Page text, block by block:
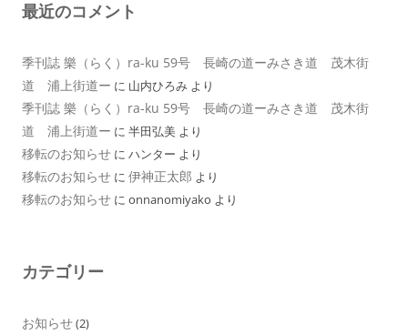
最近のコメント
季刊誌 樂（らく）ra-ku 59号 長崎の道ーみさき道 茂木街
道 浦上街道ー に 山内ひろみ より
季刊誌 樂（らく）ra-ku 59号 長崎の道ーみさき道 茂木街
道 浦上街道ー に 半田弘美 より
移転のお知らせ に ハンター より
移転のお知らせ に 伊神正太郎 より
移転のお知らせ に onnanomiyako より
カテゴリー
お知らせ(2)